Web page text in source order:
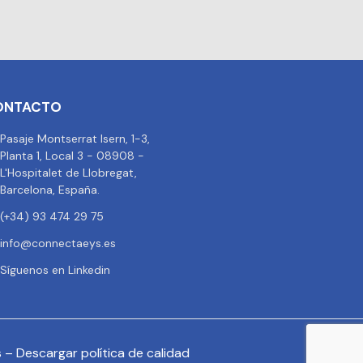
Pasaje Montserrat Isern, 1-3,
Planta 1, Local 3 - 08908 -
L'Hospitalet de Llobregat,
Barcelona, España.
(+34) 93 474 29 75
info@connectaeys.es
Síguenos en Linkedin
– Descargar política de calidad